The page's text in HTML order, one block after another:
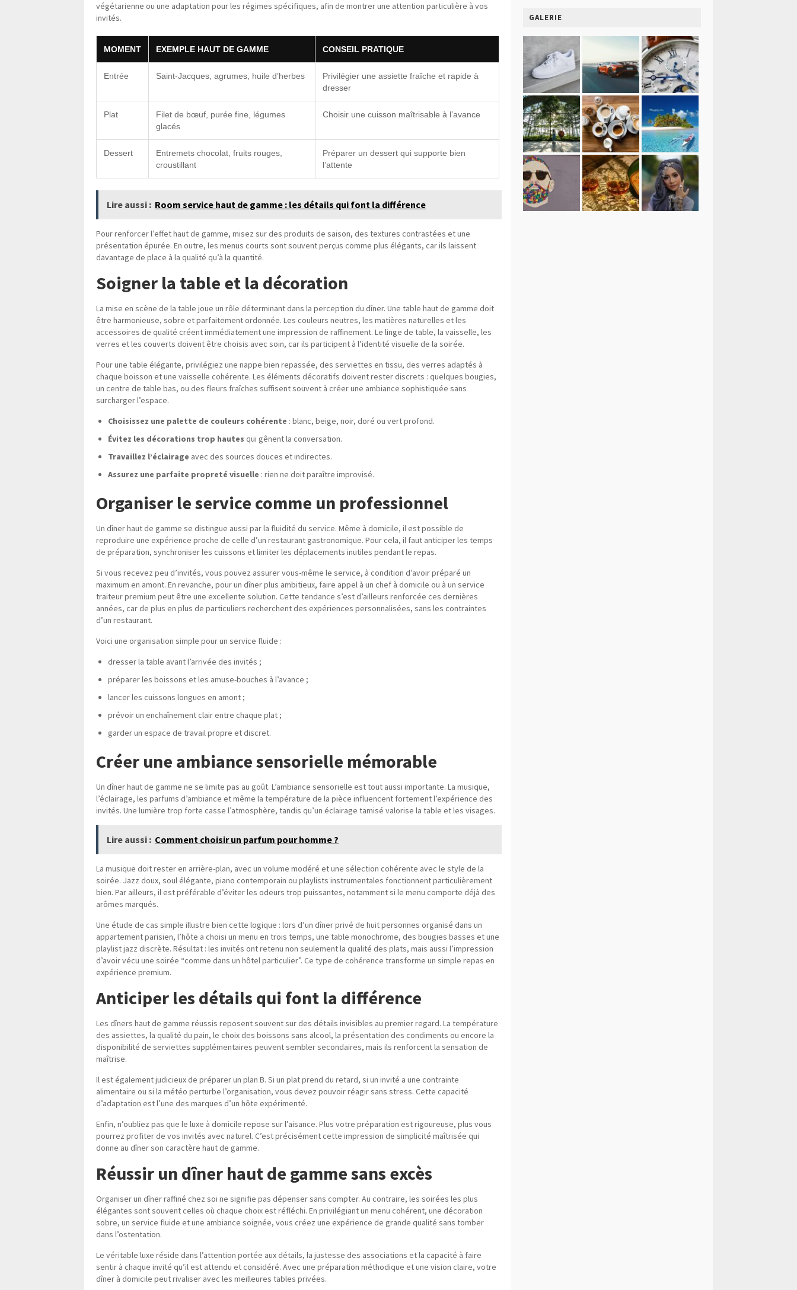
végétarienne ou une adaptation pour les régimes spécifiques, afin de montrer une attention particulière à vos
invités.
MOMENT EXEMPLE HAUT DE GAMME CONSEIL PRATIQUE
Entrée Saint-Jacques, agrumes, huile d’herbes
Privilégier une assiette fraîche et rapide à
dresser
Plat
Filet de bœuf, purée fine, légumes
glacés
Choisir une cuisson maîtrisable à l’avance
Dessert
Entremets chocolat, fruits rouges,
croustillant
Préparer un dessert qui supporte bien
l’attente
Lire aussi : Room service haut de gamme : les détails qui font la différence
Pour renforcer l’effet haut de gamme, misez sur des produits de saison, des textures contrastées et une
présentation épurée. En outre, les menus courts sont souvent perçus comme plus élégants, car ils laissent
davantage de place à la qualité qu’à la quantité.
Soigner la table et la décoration
La mise en scène de la table joue un rôle déterminant dans la perception du dîner. Une table haut de gamme doit
être harmonieuse, sobre et parfaitement ordonnée. Les couleurs neutres, les matières naturelles et les
accessoires de qualité créent immédiatement une impression de raffinement. Le linge de table, la vaisselle, les
verres et les couverts doivent être choisis avec soin, car ils participent à l’identité visuelle de la soirée.
Pour une table élégante, privilégiez une nappe bien repassée, des serviettes en tissu, des verres adaptés à
chaque boisson et une vaisselle cohérente. Les éléments décoratifs doivent rester discrets : quelques bougies,
un centre de table bas, ou des fleurs fraîches suffisent souvent à créer une ambiance sophistiquée sans
surcharger l’espace.
Choisissez une palette de couleurs cohérente : blanc, beige, noir, doré ou vert profond.
Évitez les décorations trop hautes qui gênent la conversation.
Travaillez l’éclairage avec des sources douces et indirectes.
Assurez une parfaite propreté visuelle : rien ne doit paraître improvisé.
Organiser le service comme un professionnel
Un dîner haut de gamme se distingue aussi par la fluidité du service. Même à domicile, il est possible de
reproduire une expérience proche de celle d’un restaurant gastronomique. Pour cela, il faut anticiper les temps
de préparation, synchroniser les cuissons et limiter les déplacements inutiles pendant le repas.
Si vous recevez peu d’invités, vous pouvez assurer vous-même le service, à condition d’avoir préparé un
maximum en amont. En revanche, pour un dîner plus ambitieux, faire appel à un chef à domicile ou à un service
traiteur premium peut être une excellente solution. Cette tendance s’est d’ailleurs renforcée ces dernières
années, car de plus en plus de particuliers recherchent des expériences personnalisées, sans les contraintes
d’un restaurant.
Voici une organisation simple pour un service fluide :
dresser la table avant l’arrivée des invités ;
préparer les boissons et les amuse-bouches à l’avance ;
lancer les cuissons longues en amont ;
prévoir un enchaînement clair entre chaque plat ;
garder un espace de travail propre et discret.
Créer une ambiance sensorielle mémorable
Un dîner haut de gamme ne se limite pas au goût. L’ambiance sensorielle est tout aussi importante. La musique,
l’éclairage, les parfums d’ambiance et même la température de la pièce influencent fortement l’expérience des
invités. Une lumière trop forte casse l’atmosphère, tandis qu’un éclairage tamisé valorise la table et les visages.
Lire aussi : Comment choisir un parfum pour homme ?
La musique doit rester en arrière-plan, avec un volume modéré et une sélection cohérente avec le style de la
soirée. Jazz doux, soul élégante, piano contemporain ou playlists instrumentales fonctionnent particulièrement
bien. Par ailleurs, il est préférable d’éviter les odeurs trop puissantes, notamment si le menu comporte déjà des
arômes marqués.
Une étude de cas simple illustre bien cette logique : lors d’un dîner privé de huit personnes organisé dans un
appartement parisien, l’hôte a choisi un menu en trois temps, une table monochrome, des bougies basses et une
playlist jazz discrète. Résultat : les invités ont retenu non seulement la qualité des plats, mais aussi l’impression
d’avoir vécu une soirée “comme dans un hôtel particulier”. Ce type de cohérence transforme un simple repas en
expérience premium.
Anticiper les détails qui font la différence
Les dîners haut de gamme réussis reposent souvent sur des détails invisibles au premier regard. La température
des assiettes, la qualité du pain, le choix des boissons sans alcool, la présentation des condiments ou encore la
disponibilité de serviettes supplémentaires peuvent sembler secondaires, mais ils renforcent la sensation de
maîtrise.
Il est également judicieux de préparer un plan B. Si un plat prend du retard, si un invité a une contrainte
alimentaire ou si la météo perturbe l’organisation, vous devez pouvoir réagir sans stress. Cette capacité
d’adaptation est l’une des marques d’un hôte expérimenté.
Enfin, n’oubliez pas que le luxe à domicile repose sur l’aisance. Plus votre préparation est rigoureuse, plus vous
pourrez profiter de vos invités avec naturel. C’est précisément cette impression de simplicité maîtrisée qui
donne au dîner son caractère haut de gamme.
Réussir un dîner haut de gamme sans excès
Organiser un dîner raffiné chez soi ne signifie pas dépenser sans compter. Au contraire, les soirées les plus
élégantes sont souvent celles où chaque choix est réfléchi. En privilégiant un menu cohérent, une décoration
sobre, un service fluide et une ambiance soignée, vous créez une expérience de grande qualité sans tomber
dans l’ostentation.
Le véritable luxe réside dans l’attention portée aux détails, la justesse des associations et la capacité à faire
sentir à chaque invité qu’il est attendu et considéré. Avec une préparation méthodique et une vision claire, votre
dîner à domicile peut rivaliser avec les meilleures tables privées.
GALERIE